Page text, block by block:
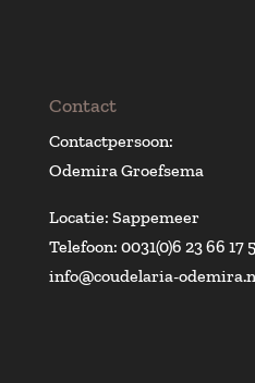
Contact
Contactpersoon:
Odemira Groefsema
Locatie: Sappemeer
Telefoon: 0031(0)6 23 66 17
info@coudelaria-